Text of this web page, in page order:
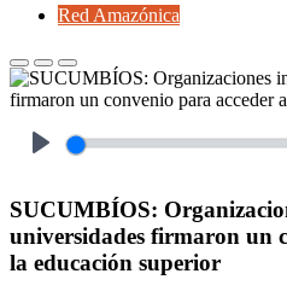
Red Amazónica
SUCUMBÍOS:
universidades firmaron un
la educación superior